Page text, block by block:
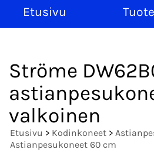
Etusivu
Ströme
valkoinen
Etusivu > Kodinkoneet >
Astianpesukoneet 60 cm